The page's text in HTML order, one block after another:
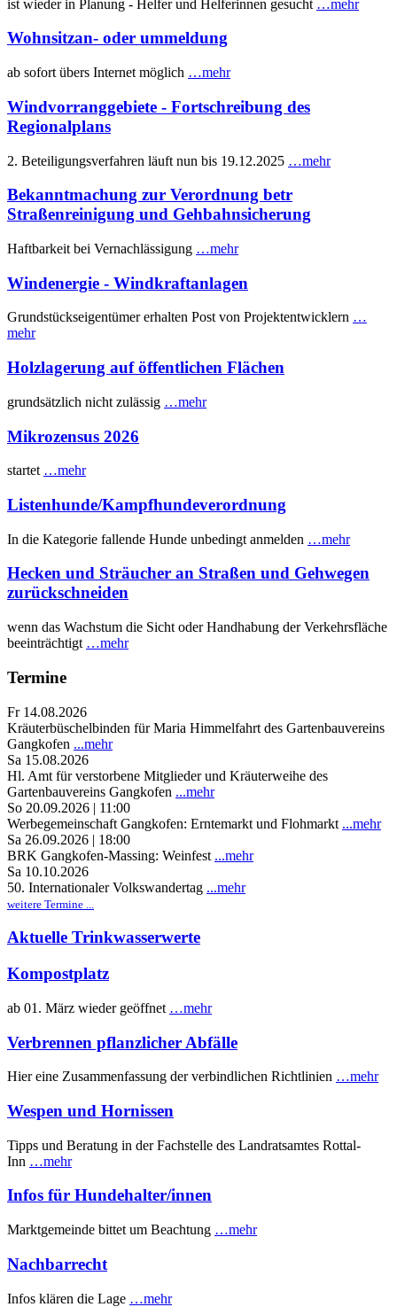
ist wieder in Planung - Helfer und Helferinnen gesucht …mehr
Wohnsitzan- oder ummeldung
ab sofort übers Internet möglich …mehr
Windvorranggebiete - Fortschreibung des
Regionalplans
2. Beteiligungsverfahren läuft nun bis 19.12.2025 …mehr
Bekanntmachung zur Verordnung betr
Straßenreinigung und Gehbahnsicherung
Haftbarkeit bei Vernachlässigung …mehr
Windenergie - Windkraftanlagen
Grundstückseigentümer erhalten Post von Projektentwicklern …
mehr
Holzlagerung auf öffentlichen Flächen
grundsätzlich nicht zulässig …mehr
Mikrozensus 2026
startet …mehr
Listenhunde/Kampfhundeverordnung
In die Kategorie fallende Hunde unbedingt anmelden …mehr
Hecken und Sträucher an Straßen und Gehwegen
zurückschneiden
wenn das Wachstum die Sicht oder Handhabung der Verkehrsfläche
beeinträchtigt …mehr
Termine
Fr 14.08.2026
Kräuterbüschelbinden für Maria Himmelfahrt des Gartenbauvereins
Gangkofen ...mehr
Sa 15.08.2026
Hl. Amt für verstorbene Mitglieder und Kräuterweihe des
Gartenbauvereins Gangkofen ...mehr
So 20.09.2026 | 11:00
Werbegemeinschaft Gangkofen: Erntemarkt und Flohmarkt ...mehr
Sa 26.09.2026 | 18:00
BRK Gangkofen-Massing: Weinfest ...mehr
Sa 10.10.2026
50. Internationaler Volkswandertag ...mehr
weitere Termine ...
Aktuelle Trinkwasserwerte
Kompostplatz
ab 01. März wieder geöffnet …mehr
Verbrennen pflanzlicher Abfälle
Hier eine Zusammenfassung der verbindlichen Richtlinien …mehr
Wespen und Hornissen
Tipps und Beratung in der Fachstelle des Landratsamtes Rottal-
Inn …mehr
Infos für Hundehalter/innen
Marktgemeinde bittet um Beachtung …mehr
Nachbarrecht
Infos klären die Lage …mehr